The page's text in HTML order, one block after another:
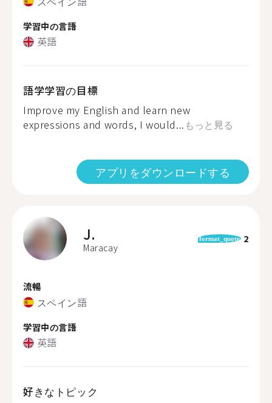
学習中の言語
英語
語学学習の目標
Improve my English and learn new
expressions and words, I would... もっと見る
アプリをダウンロードする
J.
Maracay
format_quote 2
流暢
スペイン語
学習中の言語
英語
好きなトピック